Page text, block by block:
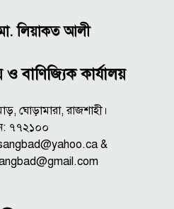
লিয়াকত আলী
ও বাণিজ্যিক কার্যালয়
ঘোড়ামারা, রাজশাহী।
৭৭২১০০
&